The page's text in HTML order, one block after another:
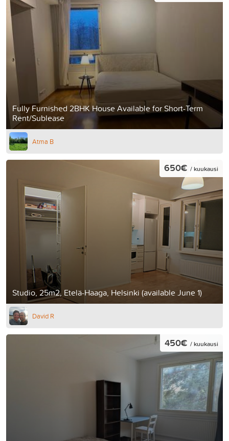
Fully Furnished 2BHK House Available for Short-Term
Rent/Sublease
Atma B
Studio, 25m2, Etelä-Haaga, Helsinki (available June 1)
650€ / kuukausi
David R
450€ / kuukausi